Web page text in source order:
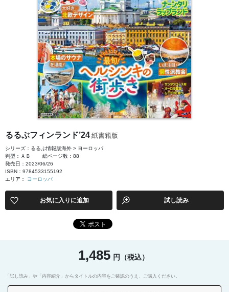
るるぶフィンランド’24 紙書籍版
シリーズ：るるぶ情報版海外 > ヨーロッパ
判型：ＡＢ
総ページ数：88
発売日：2023/06/26
ISBN：9784533155192
エリア： ヨーロッパ
お気に入りに追加 試し読み
1,485 円（税込）
「試し読み」や「内容紹介」からタイトルの内容をご確認のうえ、ご購入ください。